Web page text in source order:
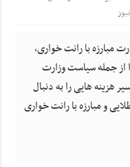
مبارزه با رانت خواری،
جمله سیاست وزارت
هایی را به دنبال
و مبارزه با رانت خواری